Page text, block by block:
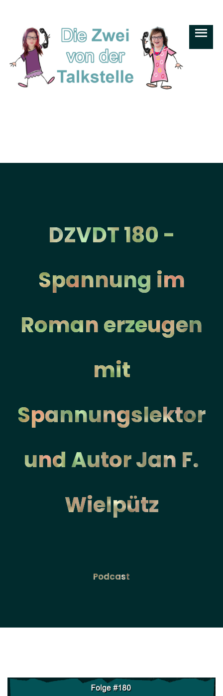
DZVDT 180 -
Spannung im
Roman erzeugen
mit
Spannungslektor
und Autor Jan F.
Wielpütz
Podcast